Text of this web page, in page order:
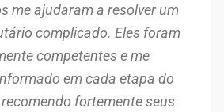
me ajudaram a resolver um
complicado. Eles foram
competentes e me
em cada etapa do
fortemente seus